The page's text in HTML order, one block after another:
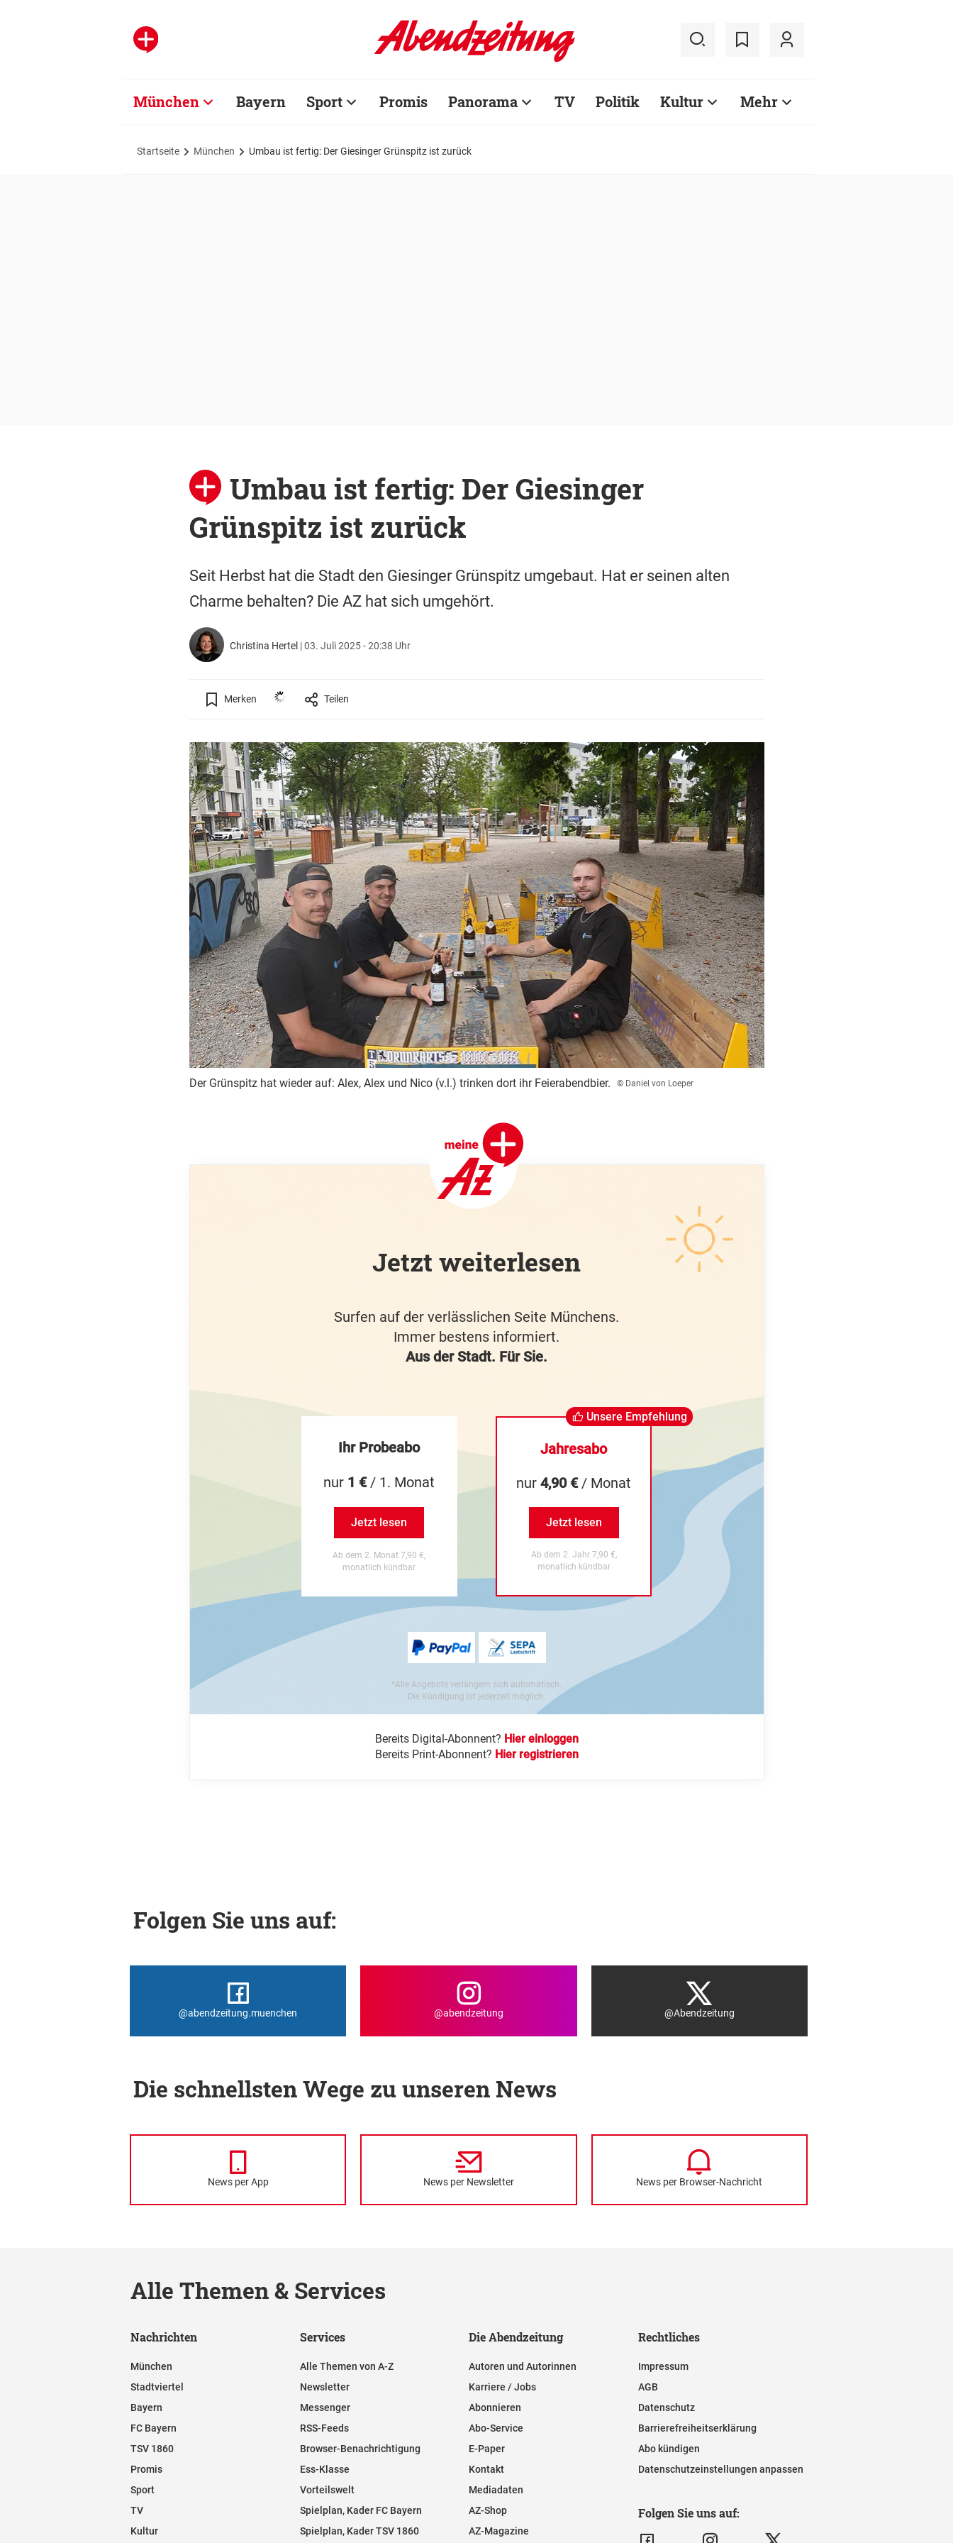
München Bayern Sport Promis Panorama TV Politik Kultur Mehr
Startseite München Umbau ist fertig: Der Giesinger Grünspitz ist zurück
Umbau ist fertig: Der Giesinger
Grünspitz ist zurück
Seit Herbst hat die Stadt den Giesinger Grünspitz umgebaut. Hat er seinen alten
Charme behalten? Die AZ hat sich umgehört.
Christina Hertel |03. Juli 2025 - 20:38 Uhr
Merken Teilen
Der Grünspitz hat wieder auf: Alex, Alex und Nico (v.l.) trinken dort ihr Feierabendbier. © Daniel von Loeper
Jetzt weiterlesen
Surfen auf der verlässlichen Seite Münchens.
Immer bestens informiert.
Aus der Stadt. Für Sie.
Ihr Probeabo
nur 1 €/ 1. Monat
Jetzt lesen
Ab dem 2. Monat 7,90 €,
monatlich kündbar
Unsere Empfehlung
Jahresabo
nur4,90 €/ Monat
Jetzt lesen
Ab dem 2. Jahr 7,90 €,
monatlich kündbar
*Alle Angebote verlängern sich automatisch.
Die Kündigung ist jederzeit möglich.
Bereits Digital-Abonnent? Hier einloggen
Bereits Print-Abonnent? Hier registrieren
Folgen Sie uns auf:
@abendzeitung.muenchen @abendzeitung @Abendzeitung
Die schnellsten Wege zu unseren News
News per App News per Newsletter News per Browser-Nachricht
Alle Themen & Services
Nachrichten
München
Stadtviertel
Bayern
FC Bayern
TSV 1860
Promis
Sport
TV
Kultur
Services
Alle Themen von A-Z
Newsletter
Messenger
RSS-Feeds
Browser-Benachrichtigung
Ess-Klasse
Vorteilswelt
Spielplan, Kader FC Bayern
Spielplan, Kader TSV 1860
Die Abendzeitung
Autoren und Autorinnen
Karriere / Jobs
Abonnieren
Abo-Service
E-Paper
Kontakt
Mediadaten
AZ-Shop
AZ-Magazine
Rechtliches
Impressum
AGB
Datenschutz
Barrierefreiheitserklärung
Abo kündigen
Datenschutzeinstellungen anpassen
Folgen Sie uns auf: